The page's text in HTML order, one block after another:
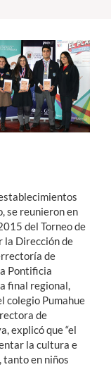
se reunieron en
del Torneo de
la Dirección de
de
Pontificia
final regional,
colegio Pumahue
de
explicó que “el
la cultura e
tanto en niños